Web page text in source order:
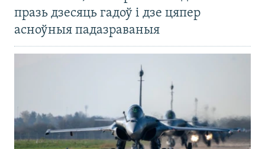
празь дзесяць гадоў і дзе цяпер
асноўныя падазраваныя